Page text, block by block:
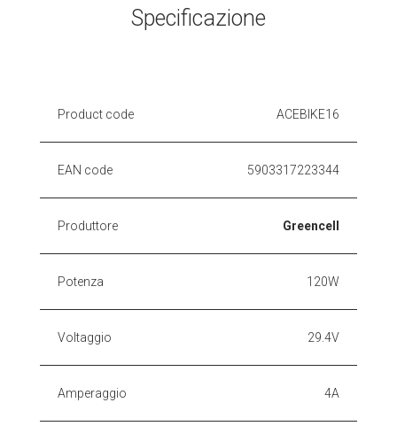
Specificazione
Product code ACEBIKE16
EAN code 5903317223344
Produttore Greencell
Potenza 120W
Voltaggio 29.4V
Amperaggio 4A